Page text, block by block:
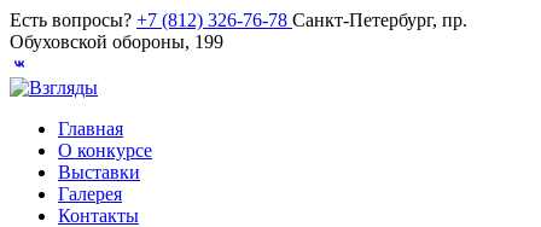
Есть вопросы? +7 (812) 326-76-78 Санкт-Петербург, пр.
Обуховской обороны, 199
Главная
О конкурсе
Выставки
Галерея
Контакты